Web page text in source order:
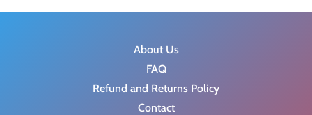
n
n
i
About Us
FAQ
Refund and Returns Policy
Contact